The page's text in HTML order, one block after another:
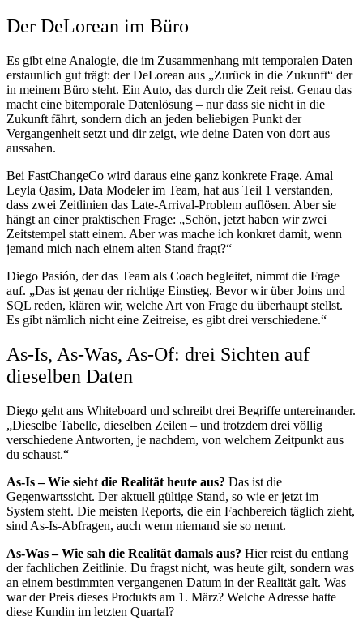
Der DeLorean im Büro
Es gibt eine Analogie, die im Zusammenhang mit temporalen Daten
erstaunlich gut trägt: der DeLorean aus „Zurück in die Zukunft“ der
in meinem Büro steht. Ein Auto, das durch die Zeit reist. Genau das
macht eine bitemporale Datenlösung – nur dass sie nicht in die
Zukunft fährt, sondern dich an jeden beliebigen Punkt der
Vergangenheit setzt und dir zeigt, wie deine Daten von dort aus
aussahen.
Bei FastChangeCo wird daraus eine ganz konkrete Frage. Amal
Leyla Qasim, Data Modeler im Team, hat aus Teil 1 verstanden,
dass zwei Zeitlinien das Late-Arrival-Problem auflösen. Aber sie
hängt an einer praktischen Frage: „Schön, jetzt haben wir zwei
Zeitstempel statt einem. Aber was mache ich konkret damit, wenn
jemand mich nach einem alten Stand fragt?“
Diego Pasión, der das Team als Coach begleitet, nimmt die Frage
auf. „Das ist genau der richtige Einstieg. Bevor wir über Joins und
SQL reden, klären wir, welche Art von Frage du überhaupt stellst.
Es gibt nämlich nicht eine Zeitreise, es gibt drei verschiedene.“
As-Is, As-Was, As-Of: drei Sichten auf
dieselben Daten
Diego geht ans Whiteboard und schreibt drei Begriffe untereinander.
„Dieselbe Tabelle, dieselben Zeilen – und trotzdem drei völlig
verschiedene Antworten, je nachdem, von welchem Zeitpunkt aus
du schaust.“
As-Is – Wie sieht die Realität heute aus? Das ist die
Gegenwartssicht. Der aktuell gültige Stand, so wie er jetzt im
System steht. Die meisten Reports, die ein Fachbereich täglich zieht,
sind As-Is-Abfragen, auch wenn niemand sie so nennt.
As-Was – Wie sah die Realität damals aus? Hier reist du entlang
der fachlichen Zeitlinie. Du fragst nicht, was heute gilt, sondern was
an einem bestimmten vergangenen Datum in der Realität galt. Was
war der Preis dieses Produkts am 1. März? Welche Adresse hatte
diese Kundin im letzten Quartal?